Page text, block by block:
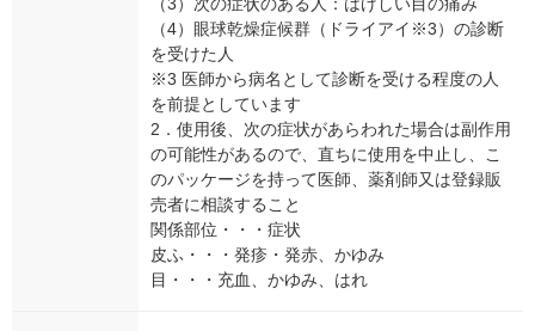
（3）次の症状のある人：はげしい目の痛み
（4）眼球乾燥症候群（ドライアイ※3）の診断
を受けた人
※3 医師から病名として診断を受ける程度の人
を前提としています
2．使用後、次の症状があらわれた場合は副作用
の可能性があるので、直ちに使用を中止し、こ
のパッケージを持って医師、薬剤師又は登録販
売者に相談すること
関係部位・・・症状
皮ふ・・・発疹・発赤、かゆみ
目・・・充血、かゆみ、はれ